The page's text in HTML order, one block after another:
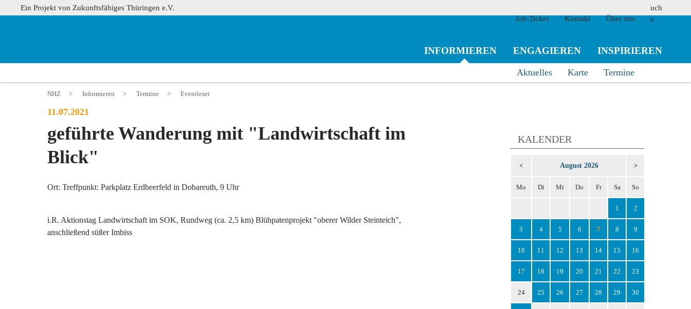
Ein Projekt von Zukunftsfähiges Thüringen e.V.
Job-Ticker
Kontakt Über uns
suchen
INFORMIEREN
Aktuelles Karte Termine
ENGAGIEREN INSPIRIEREN
NHZ > Informieren > Termine > Eventleser
11.07.2021
geführte Wanderung mit "Landwirtschaft im
Blick"
Ort: Treffpunkt: Parkplatz Erdbeerfeld in Dobareuth, 9 Uhr
i.R. Aktionstag Landwirtschaft im SOK, Rundweg (ca. 2,5 km) Blühpatenprojekt "oberer Wilder Steinteich",
anschließend süßer Imbiss
KALENDER
< August 2026 >
Mo Di Mi Do Fr Sa So
1 2
3 4 5 6 7 8 9
10 11 12 13 14 15 16
17 18 19 20 21 22 23
24 25 26 27 28 29 30